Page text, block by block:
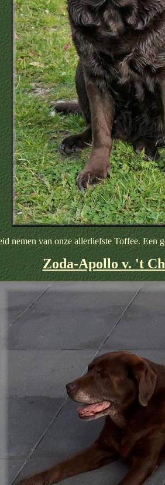
nemen van onze allerliefste Toffee.
Zoda-Apollo v. 't